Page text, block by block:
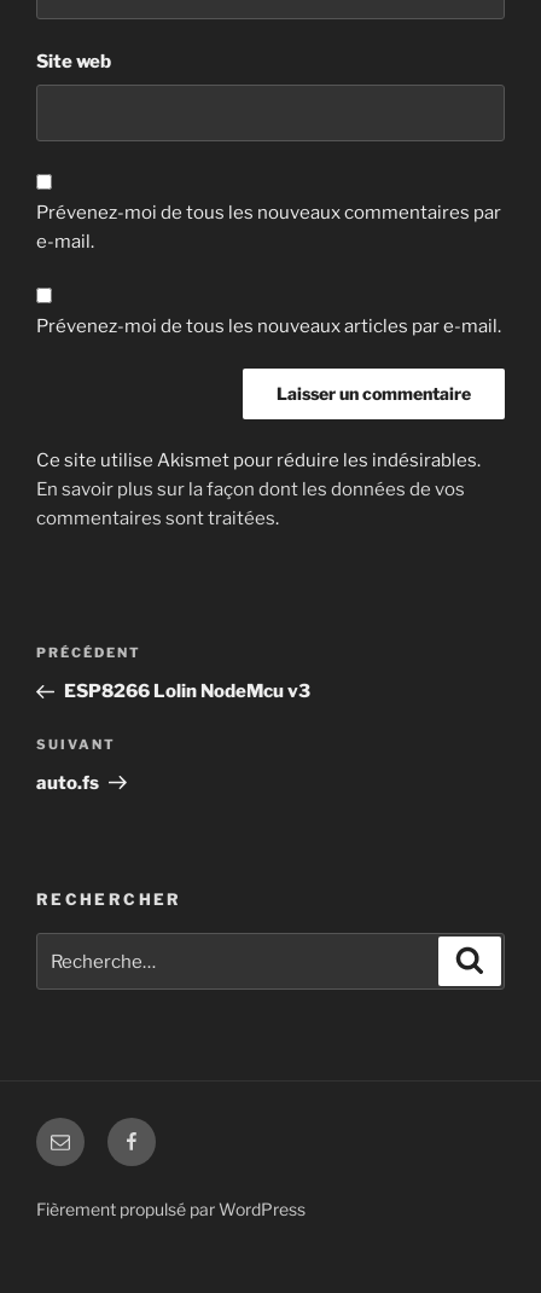
Site web
Prévenez-moi de tous les nouveaux commentaires par
e-mail.
Prévenez-moi de tous les nouveaux articles par e-mail.
Ce site utilise Akismet pour réduire les indésirables.
En savoir plus sur la façon dont les données de vos
commentaires sont traitées.
Navigation
l’article
Article
précédent
PRÉCÉDENT
ESP8266 Lolin NodeMcu v3
Article
suivant
SUIVANT
auto.fs
RECHERCHER
pour
E-
mail
facebook
Fièrement propulsé par WordPress